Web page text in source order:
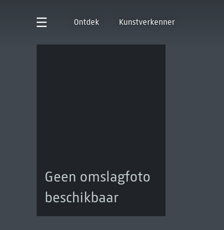
Ontdek Kunstverkenner
Geen omslagfoto
beschikbaar